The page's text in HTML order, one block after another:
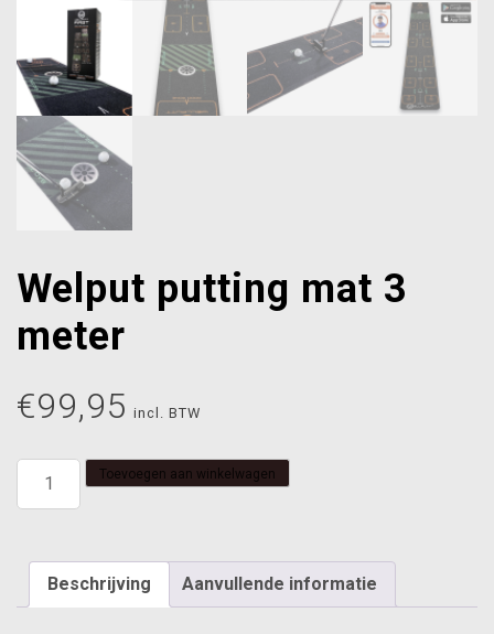
Welput putting mat 3
meter
€99,95 incl. BTW
putting
meter
aantal
Toevoegen aan winkelwagen
Beschrijving Aanvullende informatie